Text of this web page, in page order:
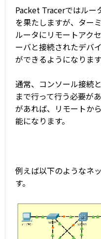
Packet Tracerではルー
を果たしますが、ター
ルータにリモートアク
ーバと接続されたデバ
ができるようになります
通常、コンソール接続
まで行って行う必要が
があれば、リモートか
能になります。
例えば以下のようなネ
す。